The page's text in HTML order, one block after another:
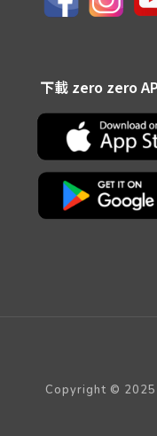
下載 zero zero
Copyright ©